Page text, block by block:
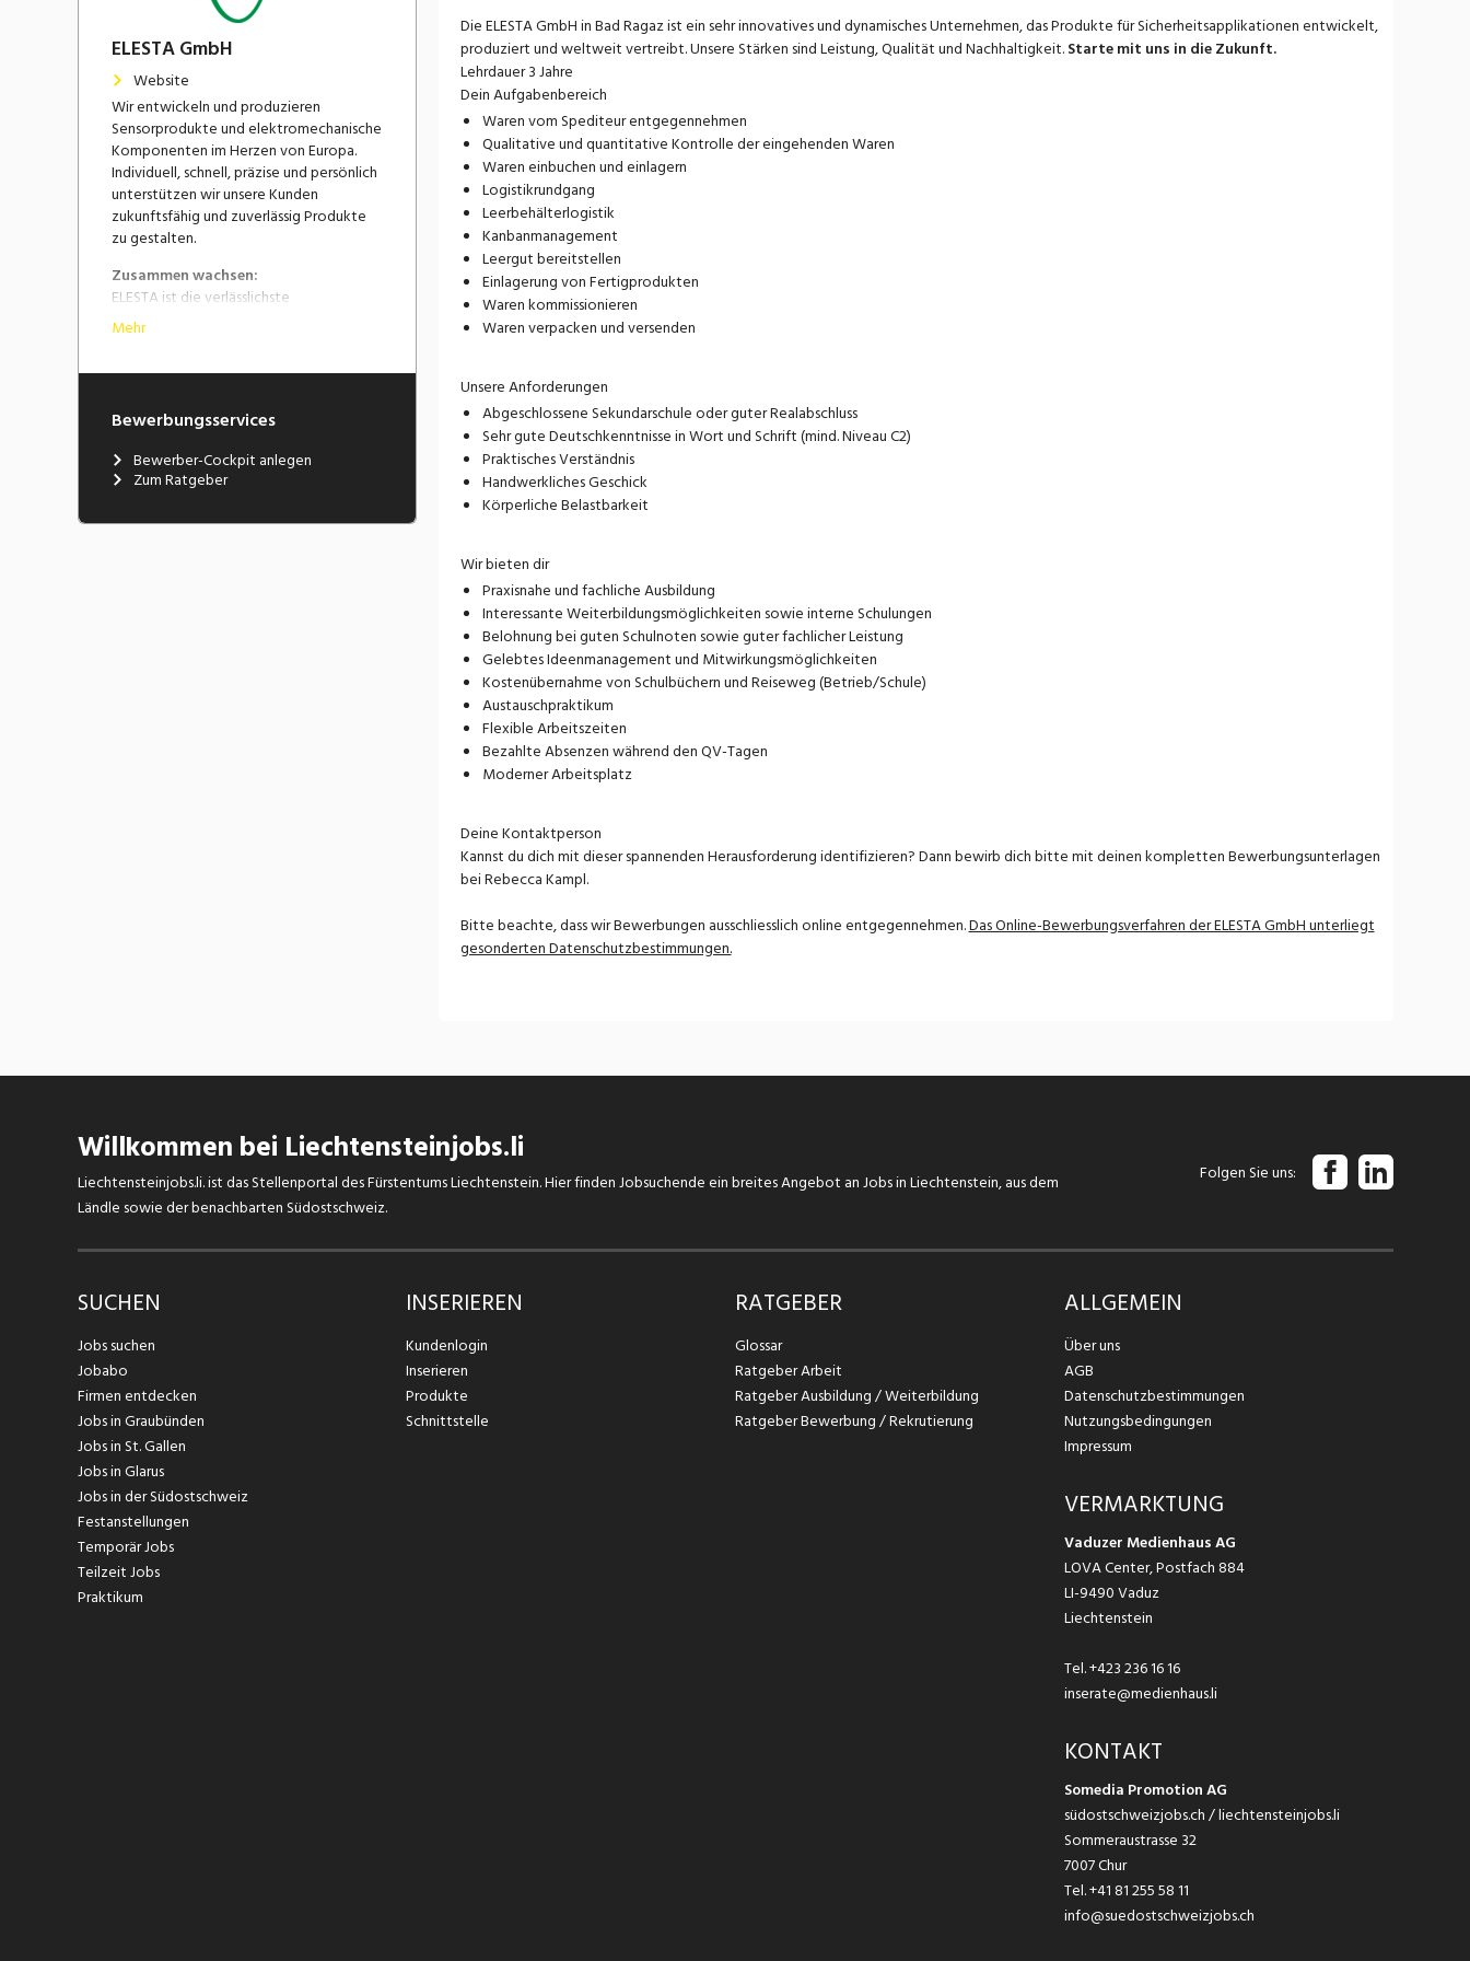
ELESTA GmbH
Website
Wir entwickeln und produzieren
Sensorprodukte und elektromechanische
Komponenten im Herzen von Europa.
Individuell, schnell, präzise und persönlich
unterstützen wir unsere Kunden
zukunftsfähig und zuverlässig Produkte
zu gestalten.
Zusammen wachsen:
ELESTA ist die verlässlichste
Arbeitgeberin für selbständige
Mitdenker, die ein familiäres Umfeld
machen.
Mehr
Bewerbungsservices
Bewerber-Cockpit anlegen
Zum Ratgeber
Die ELESTA GmbH in Bad Ragaz ist ein sehr innovatives und dynamisches Unternehmen, das Produkte für Sicherheitsapplikationen entwickelt,
produziert und weltweit vertreibt. Unsere Stärken sind Leistung, Qualität und Nachhaltigkeit.Starte mit uns in die Zukunft.
Lehrdauer 3 Jahre
Dein Aufgabenbereich
Waren vom Spediteur entgegennehmen
Qualitative und quantitative Kontrolle der eingehenden Waren
Waren einbuchen und einlagern
Logistikrundgang
Leerbehälterlogistik
Kanbanmanagement
Leergut bereitstellen
Einlagerung von Fertigprodukten
Waren kommissionieren
Waren verpacken und versenden
Unsere Anforderungen
Abgeschlossene Sekundarschule oder guter Realabschluss
Sehr gute Deutschkenntnisse in Wort und Schrift (mind. Niveau C2)
Praktisches Verständnis
Handwerkliches Geschick
Körperliche Belastbarkeit
Wir bieten dir
Praxisnahe und fachliche Ausbildung
Interessante Weiterbildungsmöglichkeiten sowie interne Schulungen
Belohnung bei guten Schulnoten sowie guter fachlicher Leistung
Gelebtes Ideenmanagement und Mitwirkungsmöglichkeiten
Kostenübernahme von Schulbüchern und Reiseweg (Betrieb/Schule)
Austauschpraktikum
Flexible Arbeitszeiten
Bezahlte Absenzen während den QV-Tagen
Moderner Arbeitsplatz
Deine Kontaktperson
Kannst du dich mit dieser spannenden Herausforderung identifizieren? Dann bewirb dich bitte mit deinen kompletten Bewerbungsunterlagen
bei Rebecca Kampl.
Bitte beachte, dass wir Bewerbungen ausschliesslich online entgegennehmen.Das Online-Bewerbungsverfahren der ELESTA GmbH unterliegt
gesonderten Datenschutzbestimmungen.
Willkommen bei Liechtensteinjobs.li
Liechtensteinjobs.li. ist das Stellenportal des Fürstentums Liechtenstein. Hier finden Jobsuchende ein breites Angebot an Jobs in Liechtenstein, aus dem
Ländle sowie der benachbarten Südostschweiz.
Folgen Sie uns
SUCHEN
Jobs suchen
Jobabo
Firmen entdecken
Jobs in Graubünden
Jobs in St. Gallen
Jobs in Glarus
Jobs in der Südostschweiz
Festanstellungen
Temporär Jobs
Teilzeit Jobs
Praktikum
INSERIEREN
Kundenlogin
Inserieren
Produkte
Schnittstelle
RATGEBER
Glossar
Ratgeber Arbeit
Ratgeber Ausbildung / Weiterbildung
Ratgeber Bewerbung / Rekrutierung
ALLGEMEIN
Über uns
AGB
Datenschutzbestimmungen
Nutzungsbedingungen
Impressum
VERMARKTUNG
Vaduzer Medienhaus AG
LOVA Center, Postfach 884
LI-9490 Vaduz
Liechtenstein
Tel.+423 236 16 16
inserate@medienhaus.li
KONTAKT
Somedia Promotion AG
südostschweizjobs.ch / liechtensteinjobs.li
Sommeraustrasse 32
7007 Chur
Tel.+41 81 255 58 11
info@suedostschweizjobs.ch